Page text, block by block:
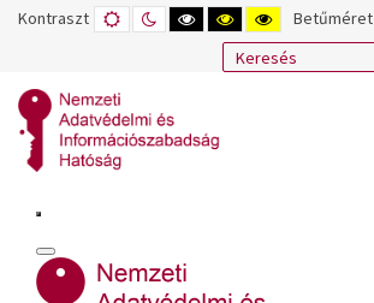
Kontraszt ALAPÉRTELMEZETT
MÓD
ÉJSZAKAI
MÓD
NAGY
KONTRASZTÚ
FEKETE-
FEHÉR
NAGY
KONTRASZTÚ
FEKETE
SÁRGA
NAGY
KONTRASZTÚ
SÁRGA
FEKETE
Betűméret